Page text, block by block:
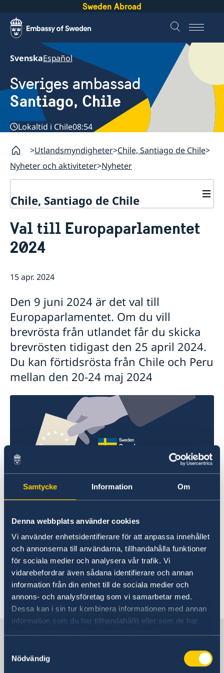
Samtycke Information Om
Denna webbplats använder cookies
Vi använder enhetsidentifierare för att anpassa innehållet
och annonserna till användarna, tillhandahålla funktioner
för sociala medier och analysera vår trafik. Vi
vidarebefordrar även sådana identifierare och annan
information från din enhet till de sociala medier och
annons- och analysföretag som vi samarbetar med.
Dessa kan i sin tur kombinera informationen med annan
information som du har tillhandahållit eller som de har
Nödvändig
Sweden Abroad
SvenskaEspañol
Sveriges ambassad
Santiago, Chile
Lokaltid i Chile08:54
Utlandsmyndigheter Chile, Santiago de Chile
Nyheter och aktiviteter Nyheter
Chile, Santiago de Chile
Lediga tjänster
Praktik
Avgifter
Så stöttar vi svenska företag
Vi är en resurs för svenska företag
Så kan du få stöd
Svenska företag i Chile
Anmäl handelshinder
Kontakt och Öppettider
Nyheter
Svenskar i Världen
Svenska kyrkan
Svenska skolan
Val till Europaparlamentet
2024
15 apr. 2024
Den 9 juni 2024 är det val till
Europaparlamentet. Om du vill
brevrösta från utlandet får du skicka
brevrösten tidigast den 25 april 2024.
Du kan förtidsrösta från Chile och Peru
mellan den 20-24 maj 2024
Se öppettider för förtidsröstning på:
Sveriges ambassad i Santiago, Chile:
Rösta utomlands - Sweden Abroad
Sverige honorärkonsulat i Lima, Peru:
Rösta utomlands - Sweden Abroad
Senast uppdaterad 15 apr. 2024, 09.05
Sverige i Chile
SVERIGES AMBASSAD